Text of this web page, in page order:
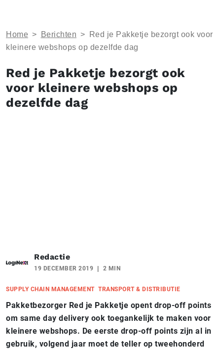
Home > Berichten >
Red je Pakketje bezorgt ook voor
kleinere webshops op dezelfde dag
Red je Pakketje bezorgt ook
voor kleinere webshops op
dezelfde dag
Redactie
19 DECEMBER 2019 2 MIN
SUPPLY CHAIN MANAGEMENT TRANSPORT & DISTRIBUTIE
Pakketbezorger Red je Pakketje opent drop-off points
om same day delivery ook toegankelijk te maken voor
kleinere webshops. De eerste drop-off points zijn al in
gebruik, volgend jaar moet de teller op tweehonderd